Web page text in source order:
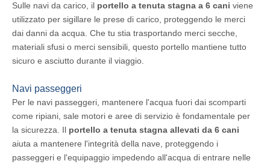
Sulle navi da carico, il portello a tenuta stagna a 6 cani viene
utilizzato per sigillare le prese di carico, proteggendo le merci
dai danni da acqua. Che tu stia trasportando merci secche,
materiali sfusi o merci sensibili, questo portello mantiene tutto
sicuro e asciutto durante il viaggio.
Navi passeggeri
Per le navi passeggeri, mantenere l'acqua fuori dai scomparti
come ripiani, sale motori e aree di servizio è fondamentale per
la sicurezza. Il portello a tenuta stagna allevati da 6 cani
aiuta a mantenere l'integrità della nave, proteggendo i
passeggeri e l'equipaggio impedendo all'acqua di entrare nelle